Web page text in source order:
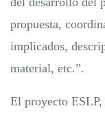
propuesta,
implicados,
material, etc.”.
El proyecto